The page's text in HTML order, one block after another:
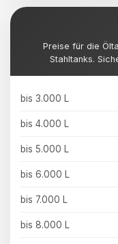
Preise für die
Stahltanks.
bis 3.000 L
bis 4.000 L
bis 5.000 L
bis 6.000 L
bis 7.000 L
bis 8.000 L